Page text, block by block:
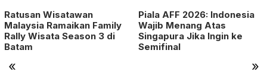
« »
Ratusan Wisatawan
Malaysia Ramaikan Family
Rally Wisata Season 3 di
Batam
Piala AFF 2026: Indonesia
Wajib Menang Atas
Singapura Jika Ingin ke
Semifinal